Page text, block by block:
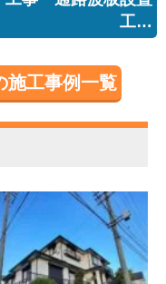
工…
施工事例一覧